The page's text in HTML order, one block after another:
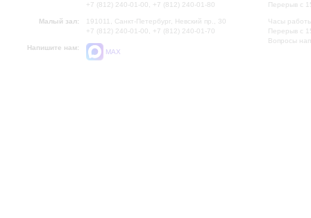
+7 (812) 240-01-00, +7 (812) 240-01-80
Малый зал:
191011, Санкт-Петербург, Невский пр., 30
+7 (812) 240-01-00, +7 (812) 240-01-70
Напишите нам:
MAX
Перерыв с
Часы
Перерыв с
Вопросы